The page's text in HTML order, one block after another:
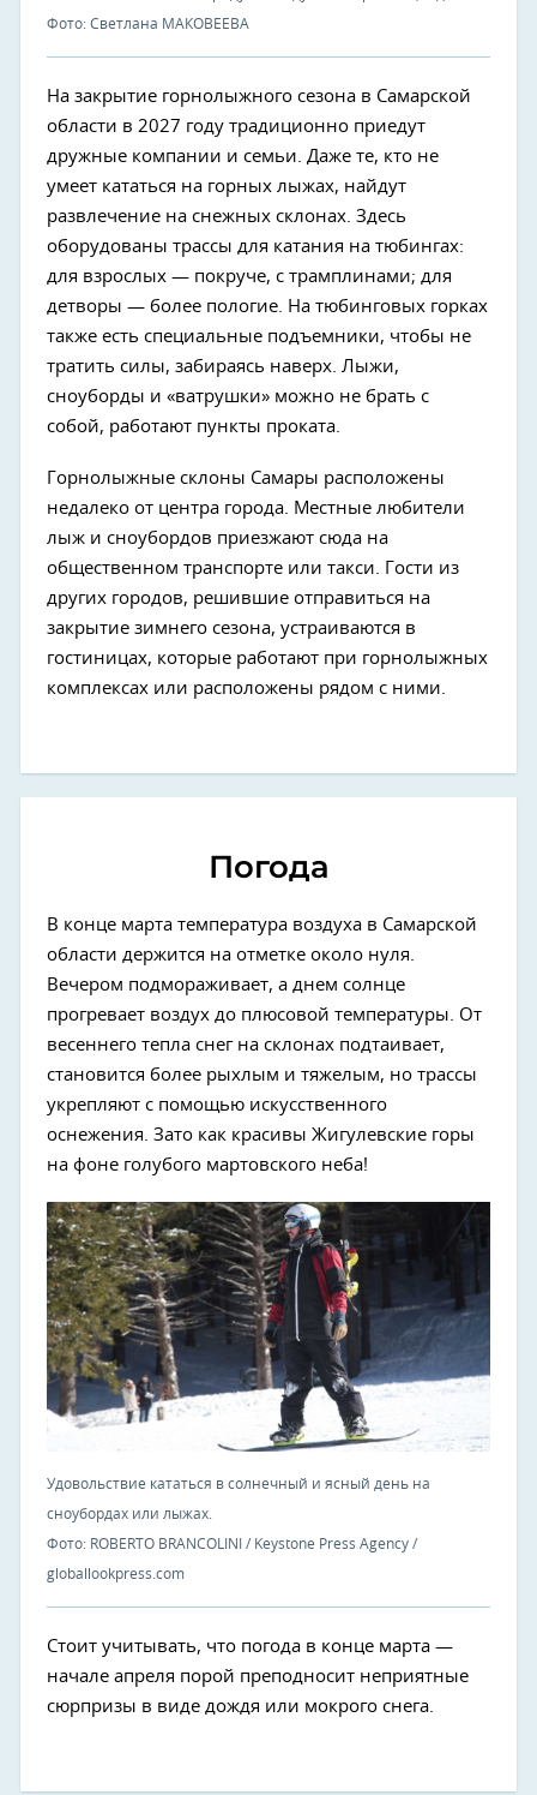
Фото: Светлана МАКОВЕЕВА
На закрытие горнолыжного сезона в Самарской
области в 2027 году традиционно приедут
дружные компании и семьи. Даже те, кто не
умеет кататься на горных лыжах, найдут
развлечение на снежных склонах. Здесь
оборудованы трассы для катания на тюбингах:
для взрослых — покруче, с трамплинами; для
детворы — более пологие. На тюбинговых горках
также есть специальные подъемники, чтобы не
тратить силы, забираясь наверх. Лыжи,
сноуборды и «ватрушки» можно не брать с
собой, работают пункты проката.
Горнолыжные склоны Самары расположены
недалеко от центра города. Местные любители
лыж и сноубордов приезжают сюда на
общественном транспорте или такси. Гости из
других городов, решившие отправиться на
закрытие зимнего сезона, устраиваются в
гостиницах, которые работают при горнолыжных
комплексах или расположены рядом с ними.
Погода
В конце марта температура воздуха в Самарской
области держится на отметке около нуля.
Вечером подмораживает, а днем солнце
прогревает воздух до плюсовой температуры. От
весеннего тепла снег на склонах подтаивает,
становится более рыхлым и тяжелым, но трассы
укрепляют с помощью искусственного
оснежения. Зато как красивы Жигулевские горы
на фоне голубого мартовского неба!
Удовольствие кататься в солнечный и ясный день на
сноубордах или лыжах.
Фото: ROBERTO BRANCOLINI / Keystone Press Agency /
globallookpress.com
Стоит учитывать, что погода в конце марта —
начале апреля порой преподносит неприятные
сюрпризы в виде дождя или мокрого снега.